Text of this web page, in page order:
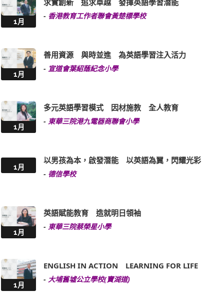
1月
- 香港教育工作者聯會黃楚標學校
1月
善用資源 與時並進 為英語學習注入活力
- 宣道會葉紹蔭紀念小學
1月
多元英語學習模式 因材施教 全人教育
- 東華三院港九電器商聯會小學
1月
以男孩為本，啟發潛能 以英語為翼，閃耀光彩
- 德信學校
1月
英語賦能教育 造就明日領袖
- 東華三院蔡榮星小學
1月
ENGLISH IN ACTION LEARNING FOR LIFE
- 大埔舊墟公立學校(寶湖道)